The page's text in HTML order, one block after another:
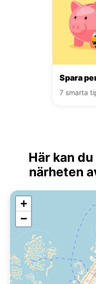
Spara
7 smarta
Här kan
närheten
+
−